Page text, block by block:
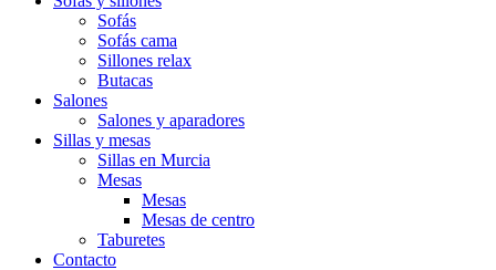
Sofás
Sofás cama
Sillones relax
Butacas
Salones
Salones y aparadores
Sillas y mesas
Sillas en Murcia
Mesas
Mesas
Mesas de centro
Taburetes
Contacto